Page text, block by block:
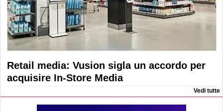
Retail media: Vusion sigla un accordo per
acquisire In-Store Media
Vedi tutte